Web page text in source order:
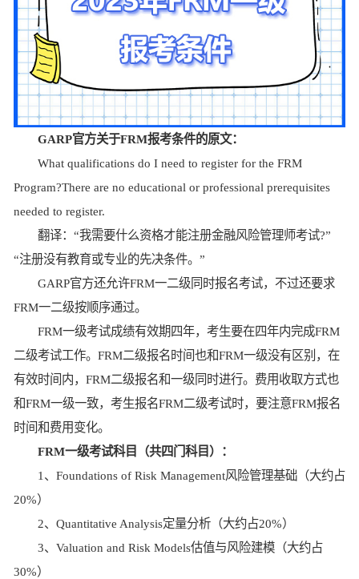
GARP官方关于FRM报考条件的原文：
What qualifications do I need to register for the FRM
Program?There are no educational or professional prerequisites
needed to register.
翻译：“我需要什么资格才能注册金融风险管理师考试?”
“注册没有教育或专业的先决条件。”
GARP官方还允许FRM一二级同时报名考试，不过还要求
FRM一二级按顺序通过。
FRM一级考试成绩有效期四年，考生要在四年内完成FRM
二级考试工作。FRM二级报名时间也和FRM一级没有区别，在
有效时间内，FRM二级报名和一级同时进行。费用收取方式也
和FRM一级一致，考生报名FRM二级考试时，要注意FRM报名
时间和费用变化。
FRM一级考试科目（共四门科目）：
1、Foundations of Risk Management风险管理基础（大约占
20%）
2、Quantitative Analysis定量分析（大约占20%）
3、Valuation and Risk Models估值与风险建模（大约占
30%）